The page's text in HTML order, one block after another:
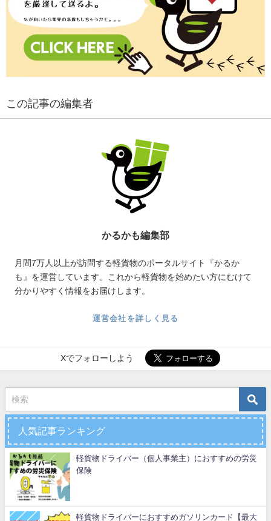
この記事の編集者
かるかも編集部
月間7万人以上が訪問する軽貨物のポータルサイト『かるか
も』を運営しています。これから軽貨物を始めたい方にむけて
分かりやすく情報をお届けします。
運営会社を詳しく見る
Xでフォローしよう
人気記事ランキング
軽貨物ドライバー（個人事業主）におすすめの労災
保険
軽貨物ドライバーにおすすめガソリンカード【最大